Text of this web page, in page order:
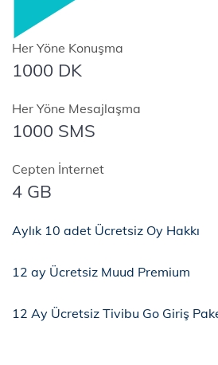
Her Yöne Konuşma
1000 DK
Her Yöne Mesajlaşma
1000 SMS
Cepten İnternet
4 GB
Aylık 10 adet Ücretsiz Oy Hakkı
12 ay Ücretsiz Muud Premium ​​​​​​​ ​​​​​​​
12 Ay Ücretsiz Tivibu Go Giriş